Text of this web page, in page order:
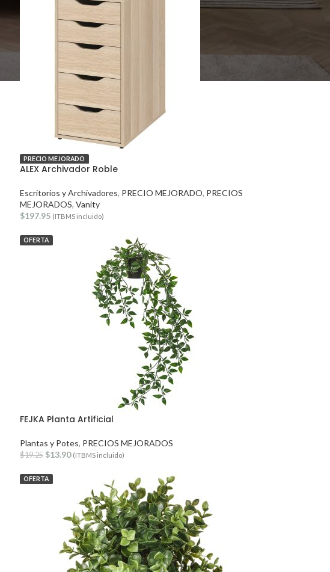
PRECIO MEJORADO
ALEX Archivador Roble
Escritorios y Archivadores, PRECIO MEJORADO, PRECIOS
MEJORADOS, Vanity
$197.95 (ITBMS incluido)
OFERTA
FEJKA Planta Artificial
Plantas y Potes, PRECIOS MEJORADOS
$19.25 $13.90 (ITBMS incluido)
OFERTA